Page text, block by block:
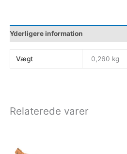
Yderligere information
Vægt 0,260 kg
Relaterede varer